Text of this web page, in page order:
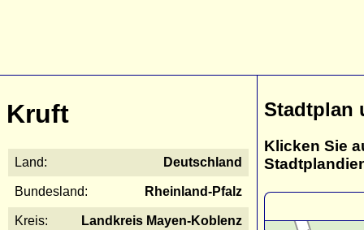
Kruft
Land: Deutschland
Bundesland: Rheinland-Pfalz
Kreis: Landkreis Mayen-Koblenz
Stadtplan
Klicken Sie